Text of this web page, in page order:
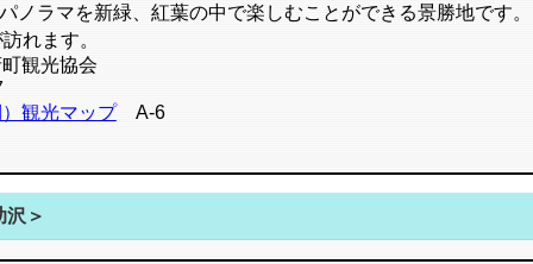
ノラマを新緑、紅葉の中で楽しむことができる景勝地です
れます。
観光協会
観光マップA-6
沢＞